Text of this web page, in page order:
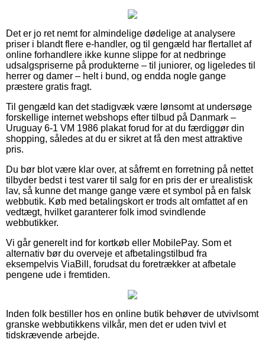
Det er jo ret nemt for almindelige dødelige at analysere
priser i blandt flere e-handler, og til gengæld har flertallet af
online forhandlere ikke kunne slippe for at nedbringe
udsalgspriserne på produkterne – til juniorer, og ligeledes til
herrer og damer – helt i bund, og endda nogle gange
præstere gratis fragt.
Til gengæld kan det stadigvæk være lønsomt at undersøge
forskellige internet webshops efter tilbud på Danmark –
Uruguay 6-1 VM 1986 plakat forud for at du færdiggør din
shopping, således at du er sikret at få den mest attraktive
pris.
Du bør blot være klar over, at såfremt en forretning på nettet
tilbyder bedst i test varer til salg for en pris der er urealistisk
lav, så kunne det mange gange være et symbol på en falsk
webbutik. Køb med betalingskort er trods alt omfattet af en
vedtægt, hvilket garanterer folk imod svindlende
webbutikker.
Vi går generelt ind for kortkøb eller MobilePay. Som et
alternativ bør du overveje et afbetalingstilbud fra
eksempelvis ViaBill, forudsat du foretrækker at afbetale
pengene ude i fremtiden.
Inden folk bestiller hos en online butik behøver de utvivlsomt
granske webbutikkens vilkår, men det er uden tvivl et
tidskrævende arbejde.